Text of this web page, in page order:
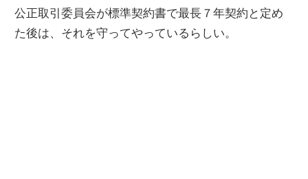
公正取引委員会が標準契約書で最長７年契約と定め
た後は、それを守ってやっているらしい。